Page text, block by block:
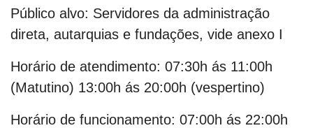
Público alvo: Servidores da administração
direta, autarquias e fundações, vide anexo I
Horário de atendimento: 07:30h ás 11:00h
(Matutino) 13:00h ás 20:00h (vespertino)
Horário de funcionamento: 07:00h ás 22:00h